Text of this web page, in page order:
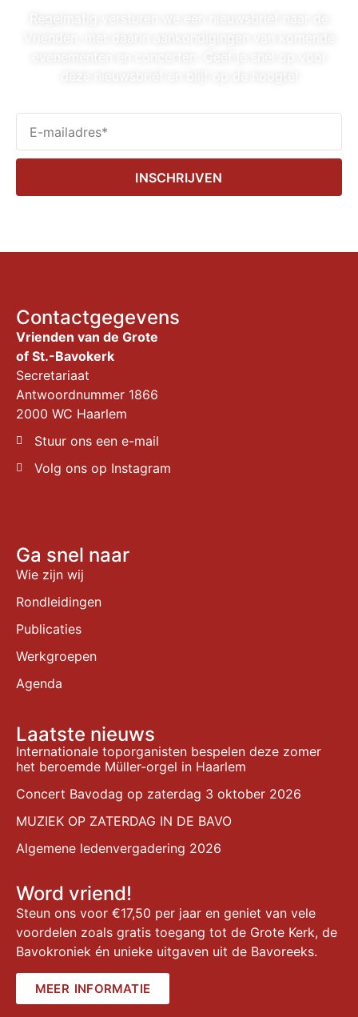
INSCHRIJVEN
Contactgegevens
Vrienden van de Grote
of St.-Bavokerk
Secretariaat
Antwoordnummer 1866
2000 WC Haarlem
Stuur ons een e-mail
Volg ons op Instagram
Ga snel naar
Wie zijn wij
Rondleidingen
Publicaties
Werkgroepen
Agenda
Laatste nieuws
Internationale toporganisten bespelen deze zomer
het beroemde Müller-orgel in Haarlem
Concert Bavodag op zaterdag 3 oktober 2026
MUZIEK OP ZATERDAG IN DE BAVO
Algemene ledenvergadering 2026
Word vriend!
Steun ons voor €17,50 per jaar en geniet van vele
voordelen zoals gratis toegang tot de Grote Kerk, de
Bavokroniek én unieke uitgaven uit de Bavoreeks.
MEER INFORMATIE